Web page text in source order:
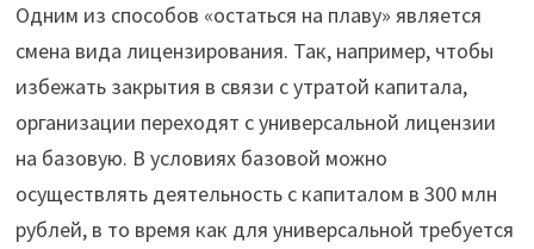
Одним из способов «остаться на плаву» является
смена вида лицензирования. Так, например, чтобы
избежать закрытия в связи с утратой капитала,
организации переходят с универсальной лицензии
на базовую. В условиях базовой можно
осуществлять деятельность с капиталом в 300 млн
рублей, в то время как для универсальной требуется